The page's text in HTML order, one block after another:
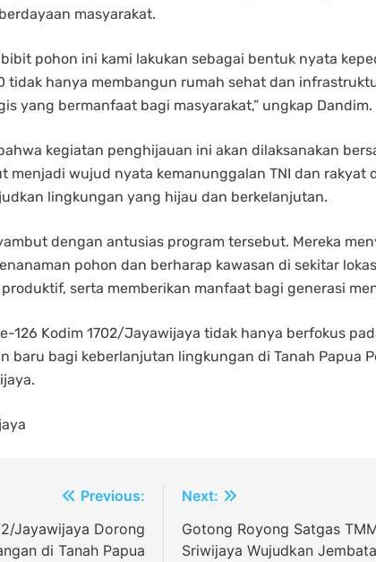
masyarakat.
pohon ini kami lakukan sebagai bentuk nyata
tidak hanya membangun rumah sehat dan
yang bermanfaat bagi masyarakat,” ungkap Dandim.
kegiatan penghijauan ini akan dilaksanakan
menjadi wujud nyata kemanunggalan TNI dan rakyat
lingkungan yang hijau dan berkelanjutan.
dengan antusias program tersebut. Mereka
pohon dan berharap kawasan di sekitar
serta memberikan manfaat bagi generasi
126 Kodim 1702/Jayawijaya tidak hanya berfokus
baru bagi keberlanjutan lingkungan di Tanah Papua
Previous:
Jayawijaya Dorong
di Tanah Papua
Next:
Gotong Royong Satgas
Sriwijaya Wujudkan